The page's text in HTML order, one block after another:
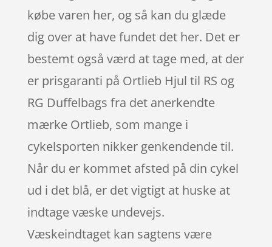
købe varen her, og så kan du glæde
dig over at have fundet det her. Det er
bestemt også værd at tage med, at der
er prisgaranti på Ortlieb Hjul til RS og
RG Duffelbags fra det anerkendte
mærke Ortlieb, som mange i
cykelsporten nikker genkendende til.
Når du er kommet afsted på din cykel
ud i det blå, er det vigtigt at huske at
indtage væske undevejs.
Væskeindtaget kan sagtens være